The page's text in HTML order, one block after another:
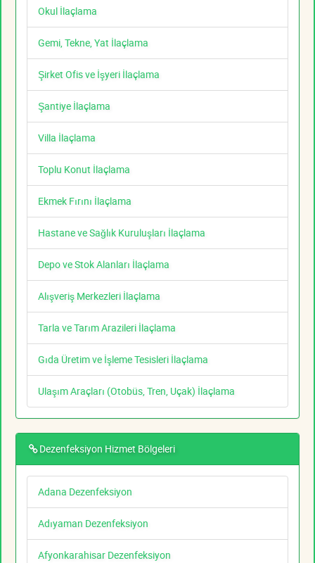
Okul İlaçlama
Gemi, Tekne, Yat İlaçlama
Şirket Ofis ve İşyeri İlaçlama
Şantiye İlaçlama
Villa İlaçlama
Toplu Konut İlaçlama
Ekmek Fırını İlaçlama
Hastane ve Sağlık Kuruluşları İlaçlama
Depo ve Stok Alanları İlaçlama
Alışveriş Merkezleri İlaçlama
Tarla ve Tarım Arazileri İlaçlama
Gıda Üretim ve İşleme Tesisleri İlaçlama
Ulaşım Araçları (Otobüs, Tren, Uçak) İlaçlama
Dezenfeksiyon Hizmet Bölgeleri
Adana Dezenfeksiyon
Adıyaman Dezenfeksiyon
Afyonkarahisar Dezenfeksiyon